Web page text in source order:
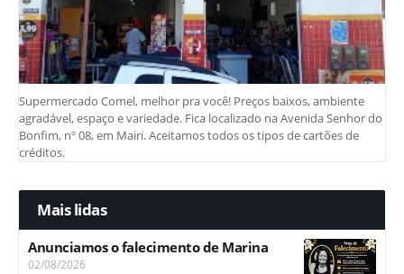
Supermercado Comel, melhor pra você! Preços baixos, ambiente
agradável, espaço e variedade. Fica localizado na Avenida Senhor do
Bonfim, nº 08, em Mairi. Aceitamos todos os tipos de cartões de
créditos.
Mais lidas
Anunciamos o falecimento de Marina
02/08/2026